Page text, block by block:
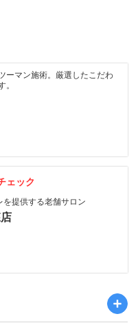
ーマン施術。厳選したこだわ
。
ェック
を提供する老舗サロン